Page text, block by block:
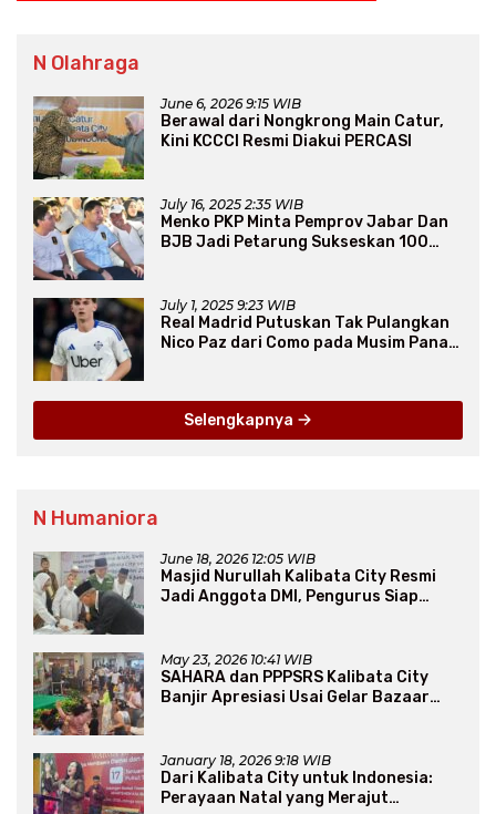
N Olahraga
June 6, 2026 9:15 WIB
Berawal dari Nongkrong Main Catur,
Kini KCCCI Resmi Diakui PERCASI
July 16, 2025 2:35 WIB
Menko PKP Minta Pemprov Jabar Dan
BJB Jadi Petarung Sukseskan 100
July 1, 2025 9:23 WIB
Real Madrid Putuskan Tak Pulangkan
Nico Paz dari Como pada Musim Panas
Selengkapnya
N Humaniora
June 18, 2026 12:05 WIB
Masjid Nurullah Kalibata City Resmi
Jadi Anggota DMI, Pengurus Siap
May 23, 2026 10:41 WIB
SAHARA dan PPPSRS Kalibata City
Banjir Apresiasi Usai Gelar Bazaar
January 18, 2026 9:18 WIB
Dari Kalibata City untuk Indonesia:
Perayaan Natal yang Merajut